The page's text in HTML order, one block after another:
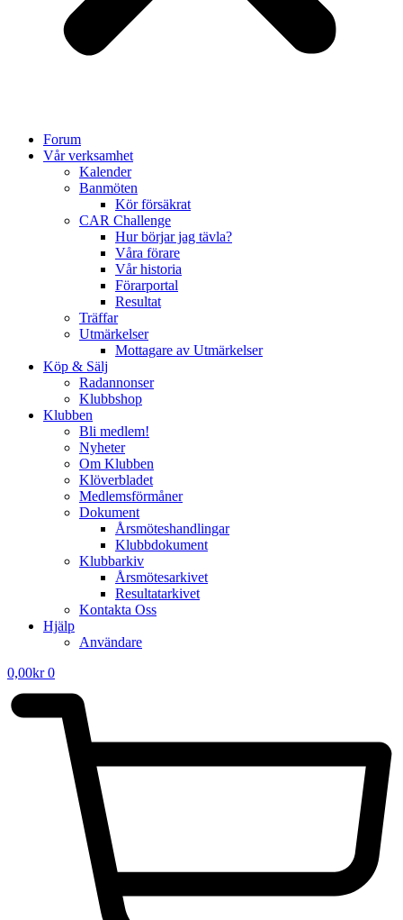
Forum
Vår verksamhet
Kalender
Banmöten
Kör försäkrat
CAR Challenge
Hur börjar jag tävla?
Våra förare
Vår historia
Förarportal
Resultat
Träffar
Utmärkelser
Mottagare av Utmärkelser
Köp & Sälj
Radannonser
Klubbshop
Klubben
Bli medlem!
Nyheter
Om Klubben
Klöverbladet
Medlemsförmåner
Dokument
Årsmöteshandlingar
Klubbdokument
Klubbarkiv
Årsmötesarkivet
Resultatarkivet
Kontakta Oss
Hjälp
Användare
0,00kr 0